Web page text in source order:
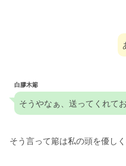
白膠木簓
そうやなぁ、送ってくれて
そう言って簓は私の頭を優し